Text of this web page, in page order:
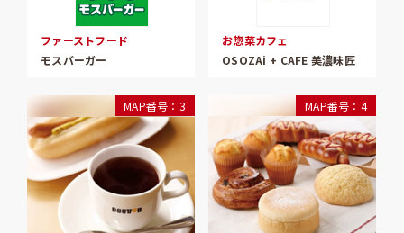
ファーストフード
モスバーガー
お惣菜カフェ
OSOZAi + CAFE 美濃味匠
MAP番号：3 MAP番号：4